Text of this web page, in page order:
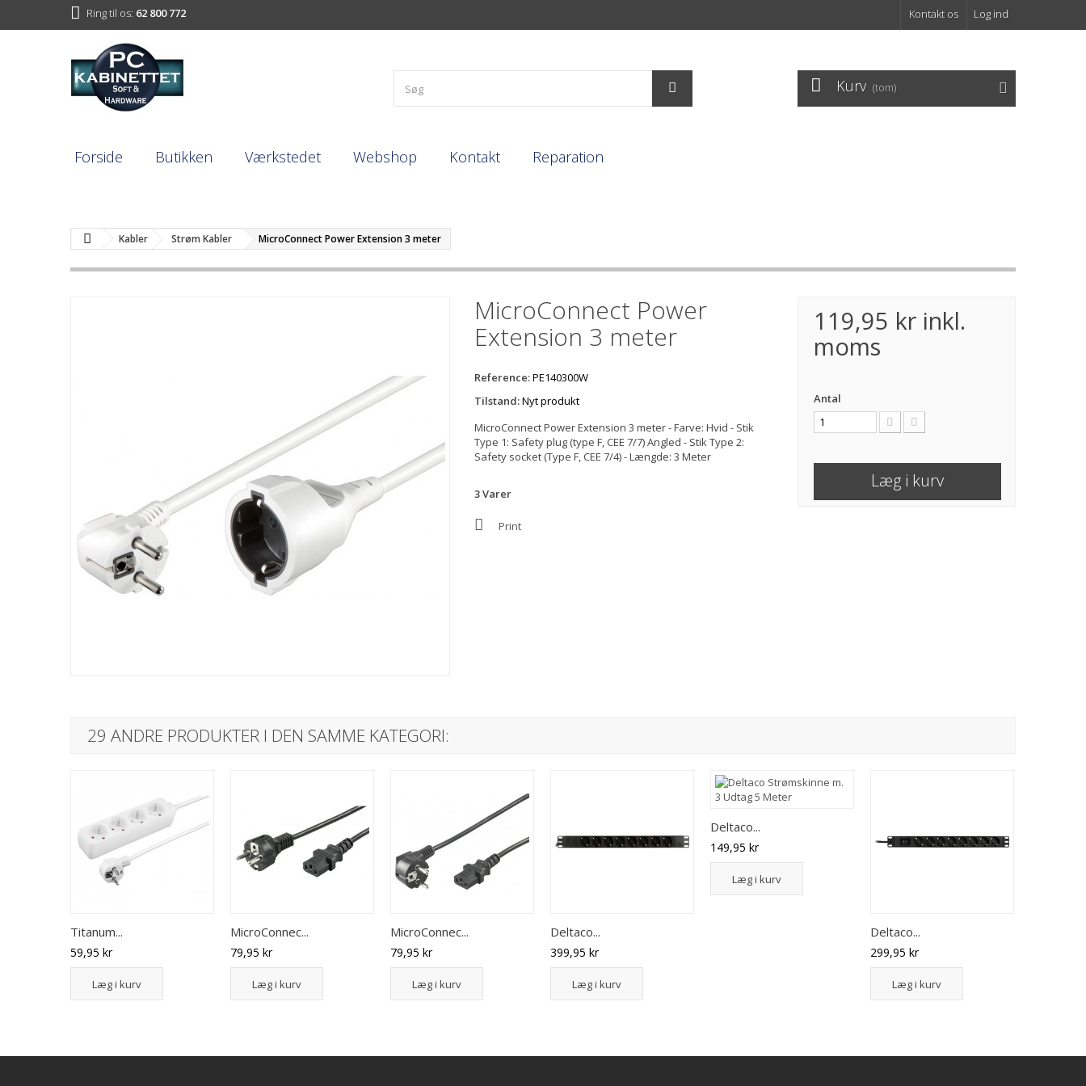
Log ind
Kontakt os
Ring til os: 62 800 772
Kurv (tom)
Forside Butikken Værkstedet Webshop Kontakt Reparation
Kabler Strøm Kabler MicroConnect Power Extension 3 meter
MicroConnect Power
Extension 3 meter
Reference:PE140300W
Tilstand:Nyt produkt
MicroConnect Power Extension 3 meter - Farve: Hvid - Stik
Type 1: Safety plug (type F, CEE 7/7) Angled - Stik Type 2:
Safety socket (Type F, CEE 7/4) - Længde: 3 Meter
3Varer
Print
119,95 krinkl.
moms
Antal
Læg i kurv
29 ANDRE PRODUKTER I DEN SAMME KATEGORI:
Titanum...
59,95 kr
Læg i kurv
MicroConnec...
79,95 kr
Læg i kurv
MicroConnec...
79,95 kr
Læg i kurv
Deltaco...
399,95 kr
Læg i kurv
Deltaco...
149,95 kr
Læg i kurv
Deltaco...
299,95 kr
Læg i kurv